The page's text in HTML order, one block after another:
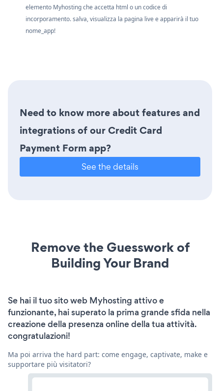
elemento Myhosting che accetta html o un codice di
incorporamento. salva, visualizza la pagina live e apparirà il tuo
nome_app!
Need to know more about features and
integrations of our Credit Card
Payment Form app?
See the details
Remove the Guesswork of
Building Your Brand
Se hai il tuo sito web Myhosting attivo e
funzionante, hai superato la prima grande sfida nella
creazione della presenza online della tua attività.
congratulazioni!
Ma poi arriva the hard part: come engage, captivate, make e
supportare più visitatori?